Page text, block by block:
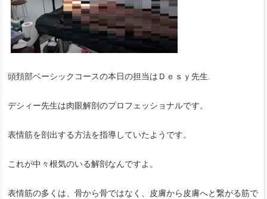
頭頚部ベーシックコースの本日の担当はＤｅｓｙ先生.
デシィー先生は肉眼解剖のプロフェッショナルです。
表情筋を剖出する方法を指導していたようです。
これが中々根気のいる解剖なんですよ。
表情筋の多くは、骨から骨ではなく、皮膚から皮膚へと繋がる筋で